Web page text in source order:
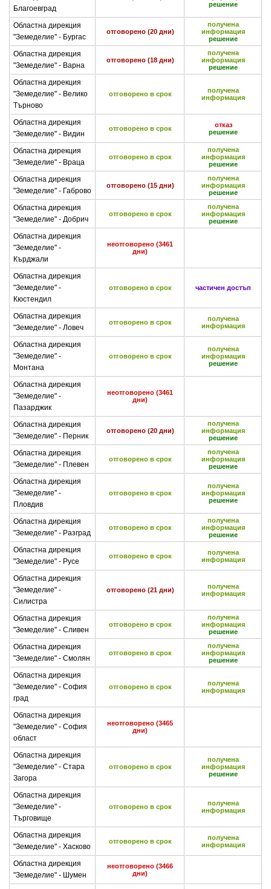
Благоевград
решение
Областна дирекция
"Земеделие" - Бургас
отговорено (20 дни)
получена
информация
решение
Областна дирекция
"Земеделие" - Варна
отговорено (18 дни)
получена
информация
решение
Областна дирекция
"Земеделие" - Велико
Търново
отговорено в срок
получена
информация
Областна дирекция
"Земеделие" - Видин
отговорено в срок
отказ
решение
Областна дирекция
"Земеделие" - Враца
отговорено в срок
получена
информация
решение
Областна дирекция
"Земеделие" - Габрово
отговорено (15 дни)
получена
информация
решение
Областна дирекция
"Земеделие" - Добрич
отговорено в срок
получена
информация
решение
Областна дирекция
"Земеделие" -
Кърджали
неотговорено (3461
дни)
Областна дирекция
"Земеделие" -
Кюстендил
отговорено в срок частичен достъп
Областна дирекция
"Земеделие" - Ловеч
отговорено в срок
получена
информация
Областна дирекция
"Земеделие" -
Монтана
отговорено в срок
получена
информация
решение
Областна дирекция
"Земеделие" -
Пазарджик
неотговорено (3461
дни)
Областна дирекция
"Земеделие" - Перник
отговорено (20 дни)
получена
информация
решение
Областна дирекция
"Земеделие" - Плевен
отговорено в срок
получена
информация
решение
Областна дирекция
"Земеделие" -
Пловдив
отговорено в срок
получена
информация
решение
Областна дирекция
"Земеделие" - Разград
отговорено в срок
получена
информация
решение
Областна дирекция
"Земеделие" - Русе
отговорено в срок
получена
информация
Областна дирекция
"Земеделие" -
Силистра
отговорено (21 дни)
получена
информация
Областна дирекция
"Земеделие" - Сливен
отговорено в срок
получена
информация
решение
Областна дирекция
"Земеделие" - Смолян
отговорено в срок
получена
информация
решение
Областна дирекция
"Земеделие" - София
град
отговорено в срок
получена
информация
Областна дирекция
"Земеделие" - София
област
неотговорено (3465
дни)
Областна дирекция
"Земеделие" - Стара
Загора
отговорено в срок
получена
информация
решение
Областна дирекция
"Земеделие" -
Търговище
отговорено в срок
получена
информация
Областна дирекция
"Земеделие" - Хасково
отговорено в срок
получена
информация
Областна дирекция
"Земеделие" - Шумен
неотговорено (3466
дни)